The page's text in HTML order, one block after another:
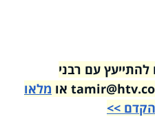
עם רבני
מלאו
>>